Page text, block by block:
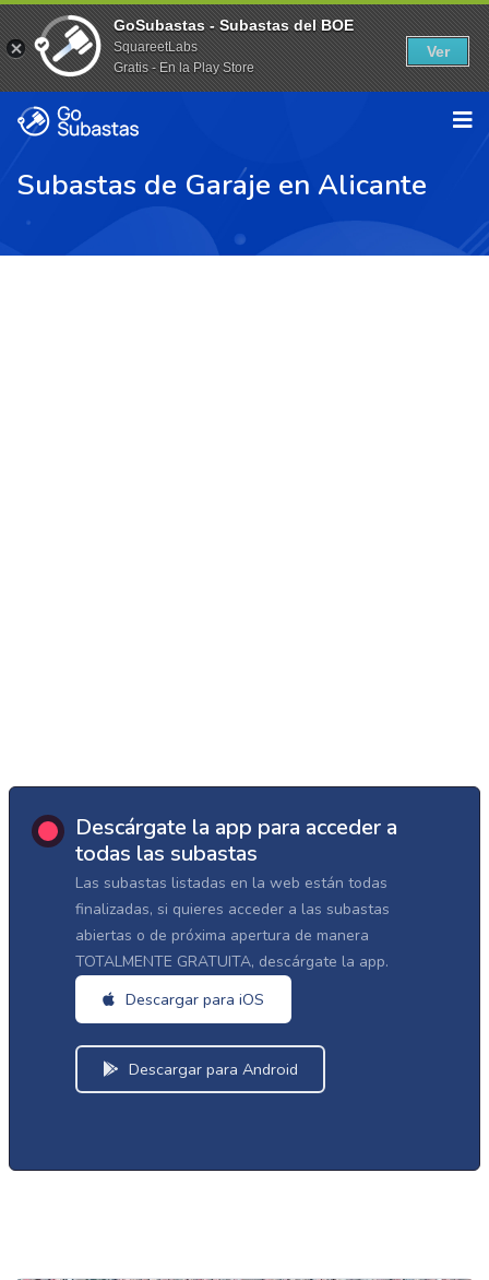
Subastas de Garaje en Alicante
Descárgate la app para acceder a
todas las subastas
Las subastas listadas en la web están todas
finalizadas, si quieres acceder a las subastas
abiertas o de próxima apertura de manera
TOTALMENTE GRATUITA, descárgate la app.
Descargar para iOS
Descargar para Android
GoSubastas - Subastas del BOE
SquareetLabs
Gratis - En la Play Store
Ver